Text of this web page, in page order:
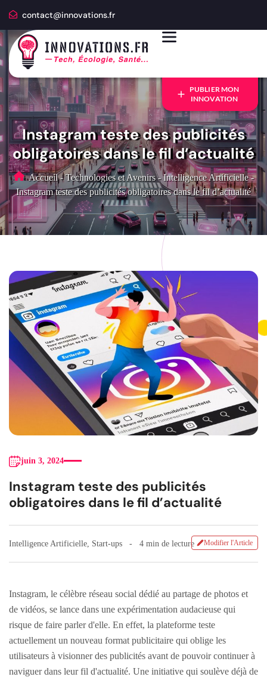
contact@innovations.fr
PUBLIER MON
INNOVATION
Instagram teste des publicités
obligatoires dans le fil d’actualité
Accueil - Technologies et Avenirs - Intelligence Artificielle -
Instagram teste des publicités obligatoires dans le fil d’actualité
juin 3, 2024
Instagram teste des publicités
obligatoires dans le fil d’actualité
Intelligence Artificielle Start-ups 4 min de lecture Modifier l'Article
Instagram, le célèbre réseau social dédié au partage de photos et
de vidéos, se lance dans une expérimentation audacieuse qui
risque de faire parler d'elle. En effet, la plateforme teste
actuellement un nouveau format publicitaire qui oblige les
utilisateurs à visionner des publicités avant de pouvoir continuer à
naviguer dans leur fil d'actualité. Une initiative qui soulève déjà de